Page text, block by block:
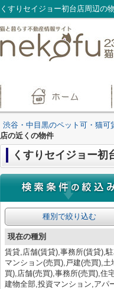
渋谷・中目黒のペット可・猫可
店の近くの物件
くすりセイジョー初
種別で絞り込む
現在の種別
賃貸,店舗(賃貸),事務所(賃貸),
マンション(売買),戸建(売買),土
買),店舗(売買),事務所(売買),住
建物全部,投資マンション,アパ